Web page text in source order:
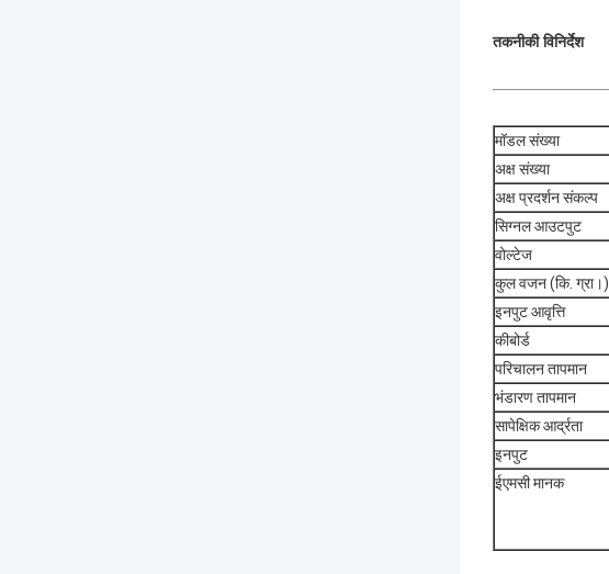
तकनीकी विनिर्देश
मॉडल संख्या
अक्ष संख्या
अक्ष प्रदर्शन संकल्प
सिग्नल आउटपुट
वोल्टेज
कुल वजन (कि. ग्रा।)
इनपुट आवृत्ति
कीबोर्ड
परिचालन तापमान
भंडारण तापमान
सापेक्षिक आर्द्रता
इनपुट
ईएमसी मानक